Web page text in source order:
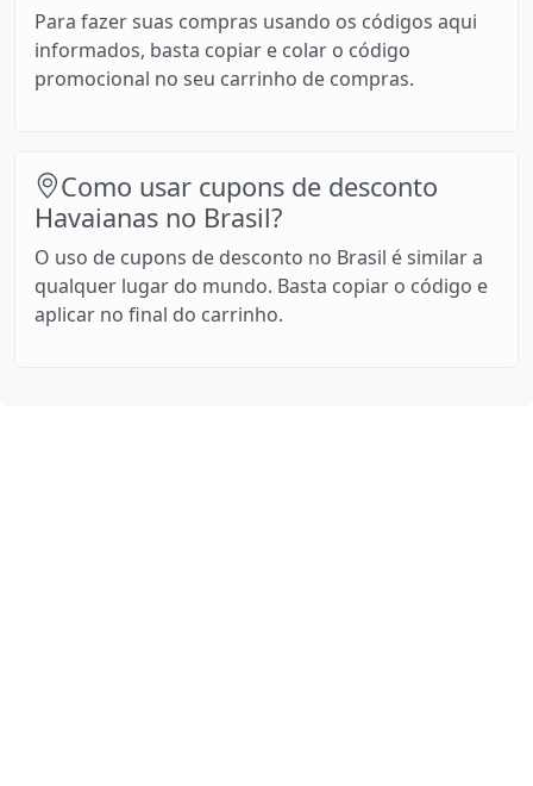
Para fazer suas compras usando os códigos aqui
informados, basta copiar e colar o código
promocional no seu carrinho de compras.
Como usar cupons de desconto
Havaianas no Brasil?
O uso de cupons de desconto no Brasil é similar a
qualquer lugar do mundo. Basta copiar o código e
aplicar no final do carrinho.